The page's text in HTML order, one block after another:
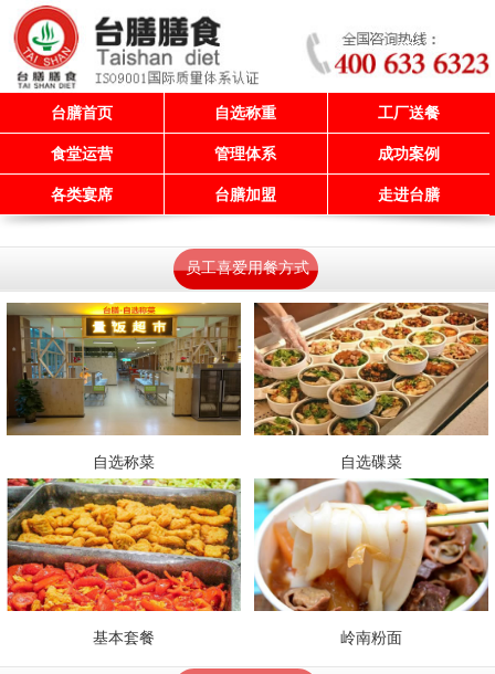
台膳首页 自选称重 工厂送餐
食堂运营 管理体系 成功案例
各类宴席 台膳加盟 走进台膳
员工喜爱用餐方式
自选称菜 自选碟菜
基本套餐 岭南粉面